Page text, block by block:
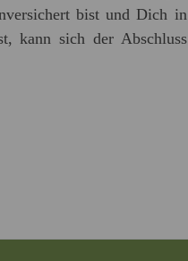
bist und Dich in
kann sich der Abschluss